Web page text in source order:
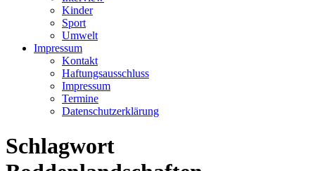
Kinder
Sport
Umwelt
Impressum
Kontakt
Haftungsausschluss
Impressum
Termine
Datenschutzerklärung
Schlagwort